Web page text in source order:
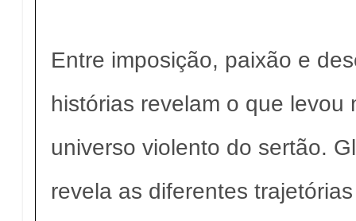
Entre imposição, paixão e
histórias revelam o que levou
universo violento do sertão.
revela as diferentes